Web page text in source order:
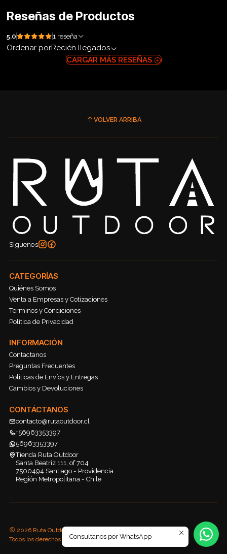
Reseñas de Productos
5.0 1 reseña
Ordenar porRecién llegados
CARGAR MÁS RESEÑAS
VOLVER ARRIBA
Síguenos
CATEGORÍAS
Quiénes Somos
Venta a Empresas y Cotizaciones
Terminos y Condiciones
Política de Privacidad
INFORMACIÓN
Contactanos
Preguntas Frecuentes
Políticas de Envíos y Entregas
Cambios y Devoluciones
CONTÁCTANOS
contacto@rutaoutdoor.cl
+56963353397
56963353397
Tienda Ruta Outdoor
Santa Beatriz 111, of 704
7500494 Santiago - Providencia
Región Metropolitana - Chile
2026 Ruta Outdoor.
Todos los derechos reservados.Desarrollado por Jumpseller
Consultanos por WhatsApp